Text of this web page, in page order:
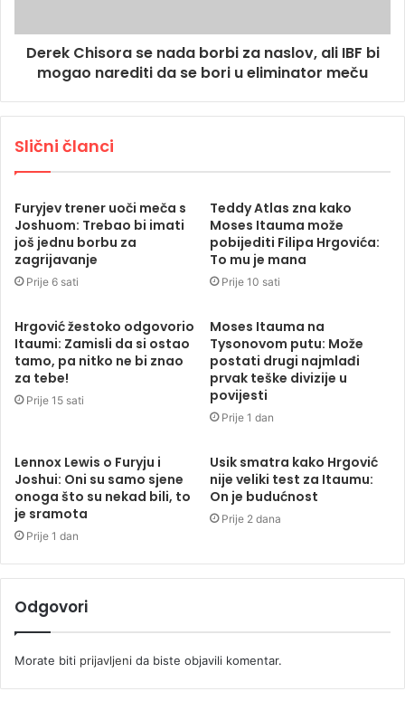
Derek Chisora se nada borbi za naslov, ali IBF bi
mogao narediti da se bori u eliminator meču
Slični članci
Furyjev trener uoči meča s
Joshuom: Trebao bi imati
još jednu borbu za
zagrijavanje
Prije 6 sati
Teddy Atlas zna kako
Moses Itauma može
pobijediti Filipa Hrgovića:
To mu je mana
Prije 10 sati
Hrgović žestoko odgovorio
Itaumi: Zamisli da si ostao
tamo, pa nitko ne bi znao
za tebe!
Prije 15 sati
Moses Itauma na
Tysonovom putu: Može
postati drugi najmlađi
prvak teške divizije u
povijesti
Prije 1 dan
Lennox Lewis o Furyju i
Joshui: Oni su samo sjene
onoga što su nekad bili, to
je sramota
Prije 1 dan
Usik smatra kako Hrgović
nije veliki test za Itaumu:
On je budućnost
Prije 2 dana
Odgovori
Morate biti prijavljeni da biste objavili komentar.